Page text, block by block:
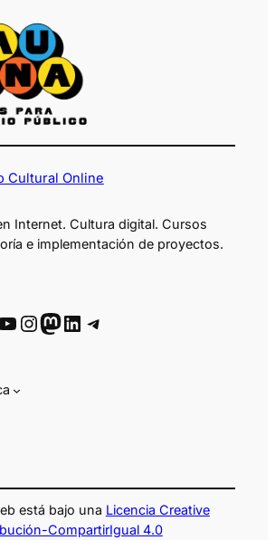
Cultural Online
Internet. Cultura digital. Cursos
e implementación de proyectos.
InstagramMastodon LinkedIn Telegram
está bajo una Licencia Creative
CompartirIgual 4.0